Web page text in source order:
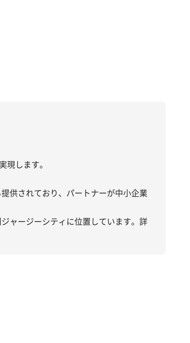
します。
供されており、パートナーが中小企業
ャージーシティに位置しています。詳